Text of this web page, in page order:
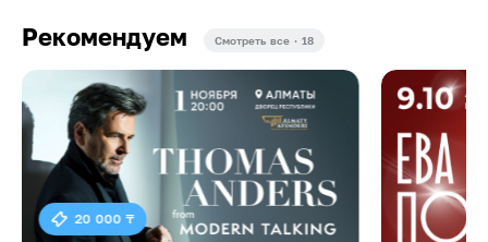
Рекомендуем Смотреть все · 18
20 000 ₸